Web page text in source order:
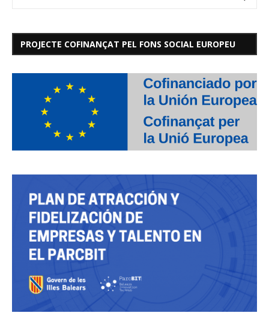
PROJECTE COFINANÇAT PEL FONS SOCIAL EUROPEU